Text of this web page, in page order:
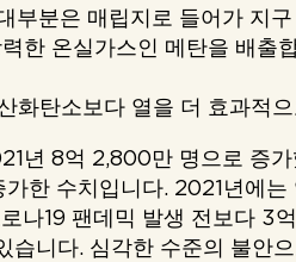
부분은 매립지로 들어가 지
한 온실가스인 메탄을 배출
화탄소보다 열을 더 효과적
년 8억 2,800만 명으로 증
한 수치입니다. 2021년에
나19 팬데믹 발생 전보다
습니다. 심각한 수준의 불안